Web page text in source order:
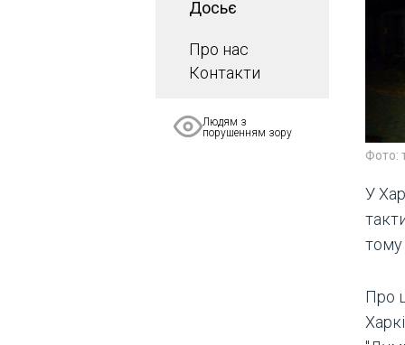
Досьє
Про нас
Контакти
Людям з
порушенням зору
Фото:
У
тому
Про